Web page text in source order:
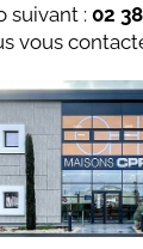
suivant :02
vous